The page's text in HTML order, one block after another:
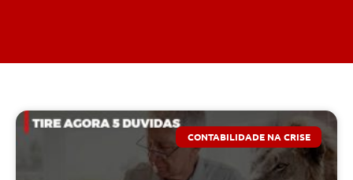
CONTABILIDADE NA CRISE